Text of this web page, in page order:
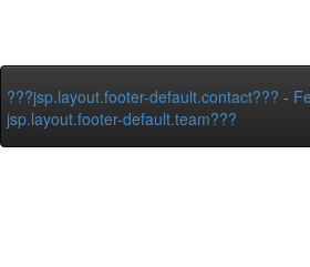
???jsp.layout.footer-default.contact??? -
jsp.layout.footer-default.team???